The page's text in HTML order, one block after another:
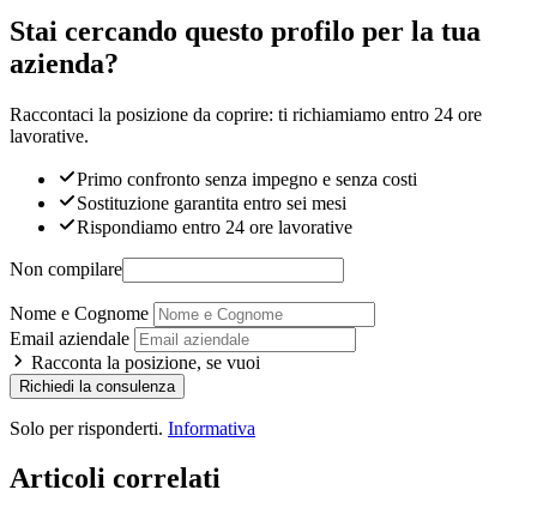
Stai cercando questo profilo per la tua
azienda?
Raccontaci la posizione da coprire: ti richiamiamo entro 24 ore
lavorative.
Primo confronto senza impegno e senza costi
Sostituzione garantita entro sei mesi
Rispondiamo entro 24 ore lavorative
Non compilare
Nome e Cognome
Email aziendale
Racconta la posizione, se vuoi
Richiedi la consulenza
Solo per risponderti. Informativa
Articoli correlati